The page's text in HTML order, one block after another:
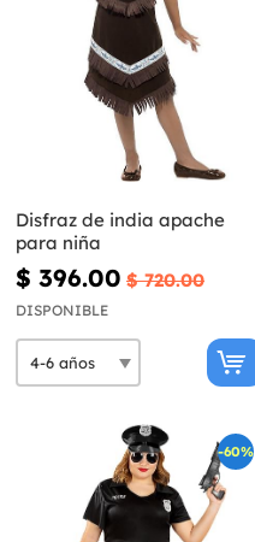
Disfraz de india apache
para niña
$ 396.00 $ 720.00
DISPONIBLE
-60%